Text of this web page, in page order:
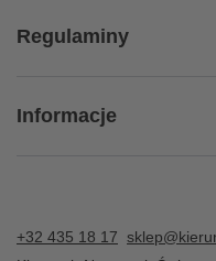
Regulaminy
Informacje
+32 435 18 17